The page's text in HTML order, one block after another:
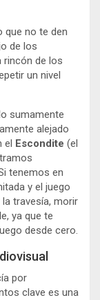
que no te den
de los
rincón de los
un nivel
sumamente
alejado
Escondite (el
tenemos en
y el juego
travesía, morir
ya que te
desde cero.
por
clave es una